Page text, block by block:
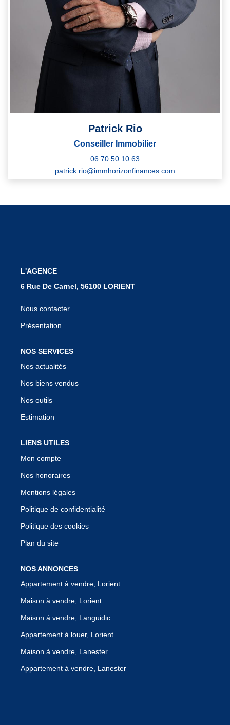
Patrick Rio
Conseiller Immobilier
06 70 50 10 63
patrick.rio@immhorizonfinances.com
L'AGENCE
6 Rue De Carnel, 56100 LORIENT
Nous contacter
Présentation
NOS SERVICES
Nos actualités
Nos biens vendus
Nos outils
Estimation
LIENS UTILES
Mon compte
Nos honoraires
Mentions légales
Politique de confidentialité
Politique des cookies
Plan du site
NOS ANNONCES
Appartement à vendre, Lorient
Maison à vendre, Lorient
Maison à vendre, Languidic
Appartement à louer, Lorient
Maison à vendre, Lanester
Appartement à vendre, Lanester